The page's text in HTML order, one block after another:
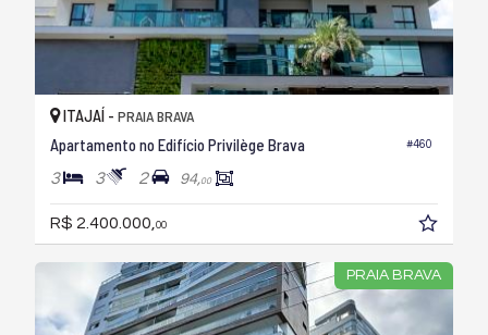
#460
ITAJAÍ - PRAIA BRAVA
Apartamento no Edifício Privilège Brava
3 3 2 94,00
R$ 2.400.000,00
PRAIA BRAVA